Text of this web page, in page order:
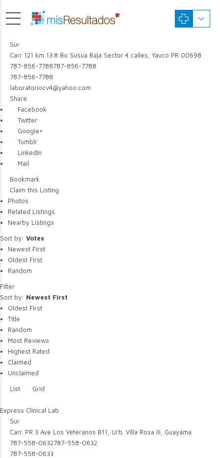
Sur
Carr 121 km 13.8 Bo Susua Baja Sector 4 calles, Yauco PR 00698
787-856-7788787-856-7788
787-856-7788
laboratoriocv4@yahoo.com
Share
Facebook
Twitter
Google+
Tumblr
LinkedIn
Mail
Bookmark
Claim this Listing
Photos
Related Listings
Nearby Listings
Sort by: Votes
Newest First
Oldest First
Random
Filter
Sort by: Newest First
Oldest First
Title
Random
Most Reviews
Highest Rated
Claimed
Unclaimed
List
Grid
Express Clinical Lab
Sur
Carr. PR 3 Ave Los Veteranos B11, Urb. Villa Rosa III, Guayama
787-558-0632787-558-0632
787-558-0633